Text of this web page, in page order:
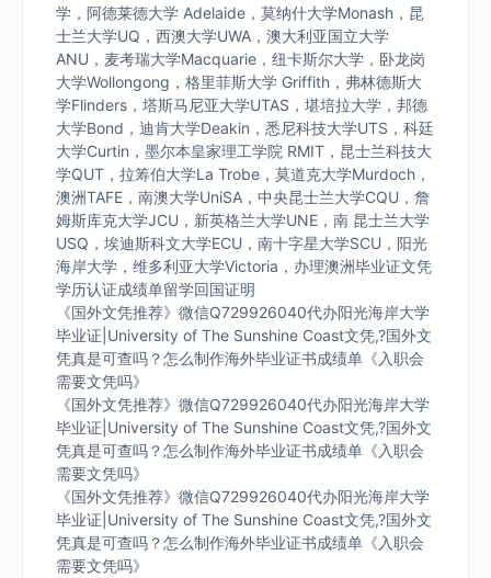
学，阿德莱德大学 Adelaide，莫纳什大学Monash，昆
士兰大学UQ，西澳大学UWA，澳大利亚国立大学
ANU，麦考瑞大学Macquarie，纽卡斯尔大学，卧龙岗
大学Wollongong，格里菲斯大学 Griffith，弗林德斯大
学Flinders，塔斯马尼亚大学UTAS，堪培拉大学，邦德
大学Bond，迪肯大学Deakin，悉尼科技大学UTS，科廷
大学Curtin，墨尔本皇家理工学院 RMIT，昆士兰科技大
学QUT，拉筹伯大学La Trobe，莫道克大学Murdoch，
澳洲TAFE，南澳大学UniSA，中央昆士兰大学CQU，詹
姆斯库克大学JCU，新英格兰大学UNE，南 昆士兰大学
USQ，埃迪斯科文大学ECU，南十字星大学SCU，阳光
海岸大学，维多利亚大学Victoria，办理澳洲毕业证文凭
学历认证成绩单留学回国证明
《国外文凭推荐》微信Q729926040代办阳光海岸大学
毕业证|University of The Sunshine Coast文凭,?国外文
凭真是可查吗？怎么制作海外毕业证书成绩单《入职会
需要文凭吗》
《国外文凭推荐》微信Q729926040代办阳光海岸大学
毕业证|University of The Sunshine Coast文凭,?国外文
凭真是可查吗？怎么制作海外毕业证书成绩单《入职会
需要文凭吗》
《国外文凭推荐》微信Q729926040代办阳光海岸大学
毕业证|University of The Sunshine Coast文凭,?国外文
凭真是可查吗？怎么制作海外毕业证书成绩单《入职会
需要文凭吗》